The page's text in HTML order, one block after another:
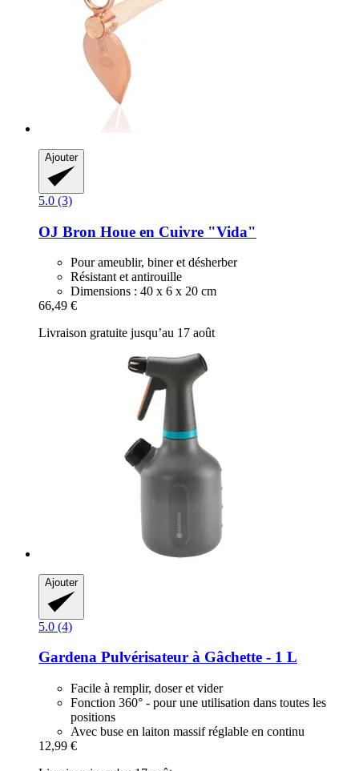
Ajouter
5.0 (3)
OJ Bron Houe en Cuivre "Vida"
Pour ameublir, biner et désherber
Résistant et antirouille
Dimensions : 40 x 6 x 20 cm
66,49 €
Livraison gratuite jusqu’au 17 août
Ajouter
5.0 (4)
Gardena Pulvérisateur à Gâchette -​ 1 L
Facile à remplir, doser et vider
Fonction 360° - pour une utilisation dans toutes les
positions
Avec buse en laiton massif réglable en continu
12,99 €